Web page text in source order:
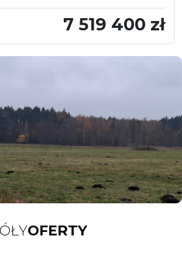
7 519 400 zł
OFERTY